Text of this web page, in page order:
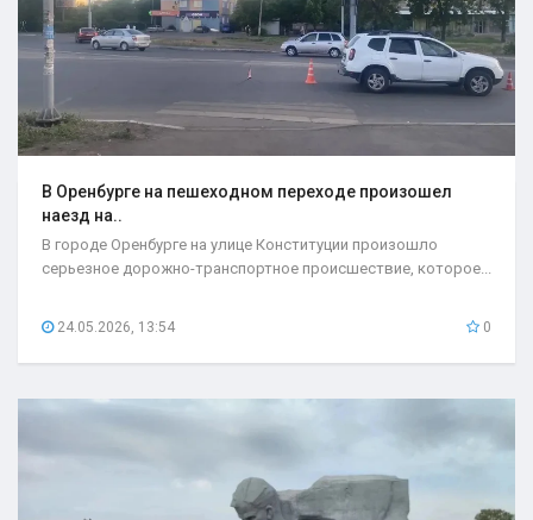
В Оренбурге на пешеходном переходе произошел
наезд на..
В городе Оренбурге на улице Конституции произошло
серьезное дорожно-транспортное происшествие, которое...
24.05.2026, 13:54 0